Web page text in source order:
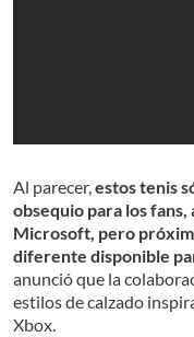
Al parecer,estos tenis
obsequio para los
Microsoft, pero
diferente disponible
anunció que la
estilos de calzado
Xbox.